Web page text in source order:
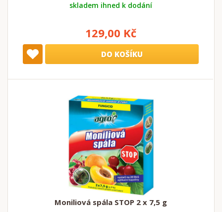
skladem ihned k dodání
129,00 Kč
DO KOŠÍKU
Moniliová spála STOP 2 x 7,5 g